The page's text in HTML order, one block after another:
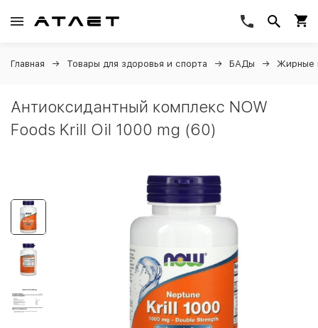
Главная Товары для здоровья и спорта БАДы Жирные
Антиоксидантный комплекс NOW
Foods Krill Oil 1000 mg (60)